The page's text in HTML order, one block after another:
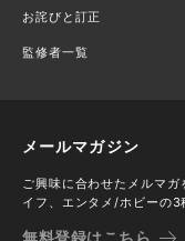
お詫びと訂正
監修者一覧
メールマガジン
ご興味に合わせたメルマ
イフ、エンタメ/ホビーの3